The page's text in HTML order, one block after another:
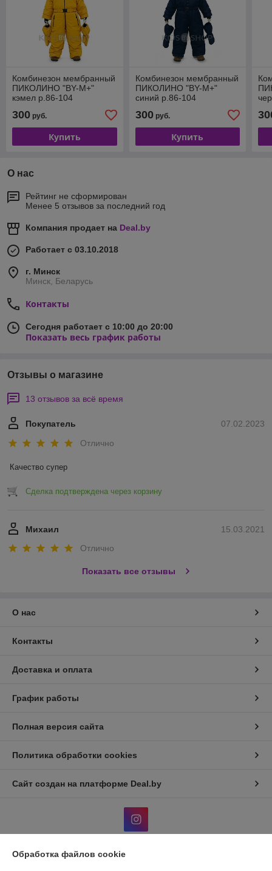
Комбинезон мембранный
ПИКОЛИНО "BY-М+"
кэмел р.86-104
300 руб.
Купить
Комбинезон мембранный
ПИКОЛИНО "BY-М+"
синий р.86-104
300руб.
Купить
О нас
Рейтинг не сформирован
Менее 5 отзывов за последний год
Компания продает на Deal.by
Работает с 03.10.2018
г. Минск
Минск, Беларусь
Контакты
Сегодня работает с 10:00 до 20:00
Показать весь график работы
Отзывы о магазине
13 отзывов за всё время
07.02.2023
Покупатель
Отлично
Качество супер
Сделка подтверждена через корзину
15.03.2021
Михаил
Отлично
Показать все отзывы
О нас
Контакты
Доставка и оплата
График работы
Полная версия сайта
Политика обработки cookies
Сайт создан на платформе Deal.by
Обработка файлов cookie